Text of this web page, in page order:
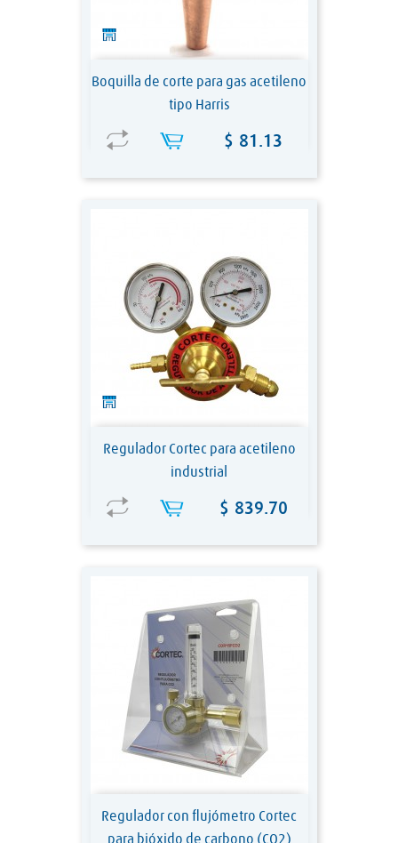
Boquilla de corte para gas acetileno
tipo Harris
$ 81.13
Precio
Regulador Cortec para acetileno
industrial
$ 839.70
Precio
Regulador con flujómetro Cortec
para bióxido de carbono (CO2)